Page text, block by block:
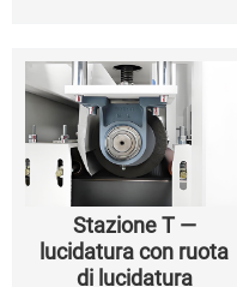
Stazione T —
lucidatura con ruota
di lucidatura